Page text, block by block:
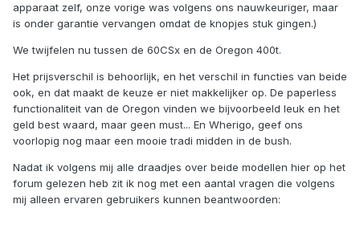
apparaat zelf, onze vorige was volgens ons nauwkeuriger, maar
is onder garantie vervangen omdat de knopjes stuk gingen.)
We twijfelen nu tussen de 60CSx en de Oregon 400t.
Het prijsverschil is behoorlijk, en het verschil in functies van beide
ook, en dat maakt de keuze er niet makkelijker op. De paperless
functionaliteit van de Oregon vinden we bijvoorbeeld leuk en het
geld best waard, maar geen must... En Wherigo, geef ons
voorlopig nog maar een mooie tradi midden in de bush.
Nadat ik volgens mij alle draadjes over beide modellen hier op het
forum gelezen heb zit ik nog met een aantal vragen die volgens
mij alleen ervaren gebruikers kunnen beantwoorden: